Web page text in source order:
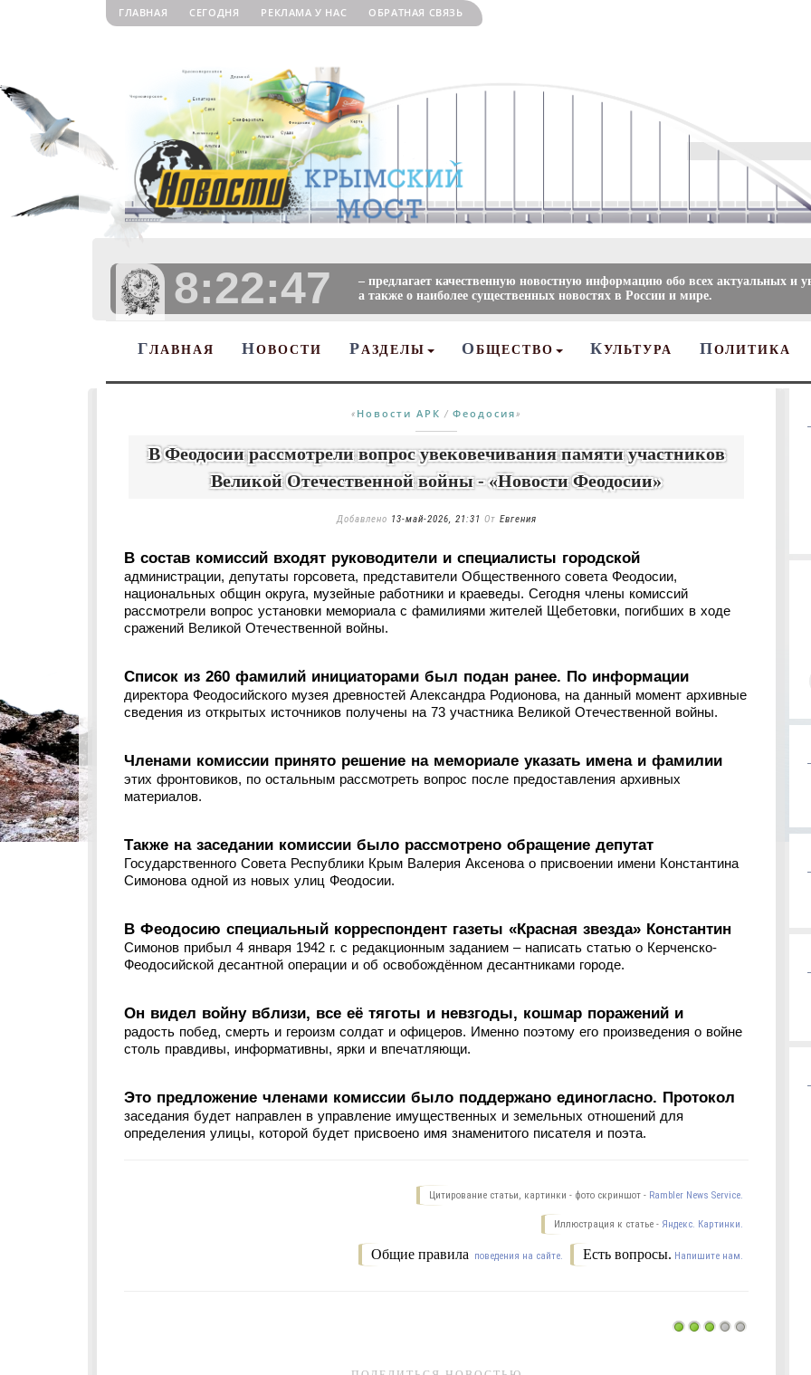
ГЛАВНАЯ СЕГОДНЯ РЕКЛАМА У НАС ОБРАТНАЯ СВЯЗЬ
8:22:48
– предлагает качественную новостную информацию обо всех актуальных
а также о наиболее существенных новостях в России и мире.
ГЛАВНАЯ НОВОСТИ РАЗДЕЛЫ О БЩЕСТВО КУЛЬТУРА ПОЛИТИКА
« Новости АРК / Феодосия»
В Феодосии рассмотрели вопрос увековечивания памяти участников
Великой Отечественной войны - «Новости Феодосии»
Добавлено 13-май-2026, 21:31 От Евгения
В состав комиссий входят руководители и специалисты городской
администрации, депутаты горсовета, представители Общественного совета Феодосии,
национальных общин округа, музейные работники и краеведы. Сегодня члены комиссий
рассмотрели вопрос установки мемориала с фамилиями жителей Щебетовки, погибших в ходе
сражений Великой Отечественной войны.
Список из 260 фамилий инициаторами был подан ранее. По информации
директора Феодосийского музея древностей Александра Родионова, на данный момент архивные
сведения из открытых источников получены на 73 участника Великой Отечественной войны.
Членами комиссии принято решение на мемориале указать имена и фамилии
этих фронтовиков, по остальным рассмотреть вопрос после предоставления архивных
материалов.
Также на заседании комиссии было рассмотрено обращение депутат
Государственного Совета Республики Крым Валерия Аксенова о присвоении имени Константина
Симонова одной из новых улиц Феодосии.
В Феодосию специальный корреспондент газеты «Красная звезда» Константин
Симонов прибыл 4 января 1942 г. с редакционным заданием – написать статью о Керченско-
Феодосийской десантной операции и об освобождённом десантниками городе.
Он видел войну вблизи, все её тяготы и невзгоды, кошмар поражений и
радость побед, смерть и героизм солдат и офицеров. Именно поэтому его произведения о войне
столь правдивы, информативны, ярки и впечатляющи.
Это предложение членами комиссии было поддержано единогласно. Протокол
заседания будет направлен в управление имущественных и земельных отношений для
определения улицы, которой будет присвоено имя знаменитого писателя и поэта.
Цитирование статьи, картинки - фото скриншот - Rambler News Service.
Иллюстрация к статье - Яндекс. Картинки.
Есть вопросы. Напишите нам.
Общие правила поведения на сайте.